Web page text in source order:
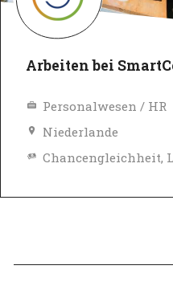
Arbeiten bei
Personalwesen / HR
Niederlande